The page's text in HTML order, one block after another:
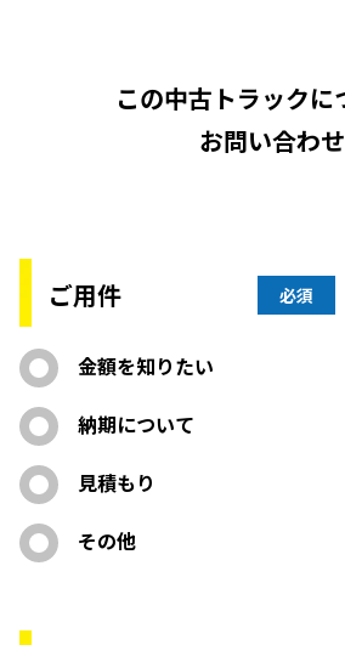
この中古トラックに
お問い合わせ
ご用件 必須
金額を知りたい
納期について
見積もり
その他